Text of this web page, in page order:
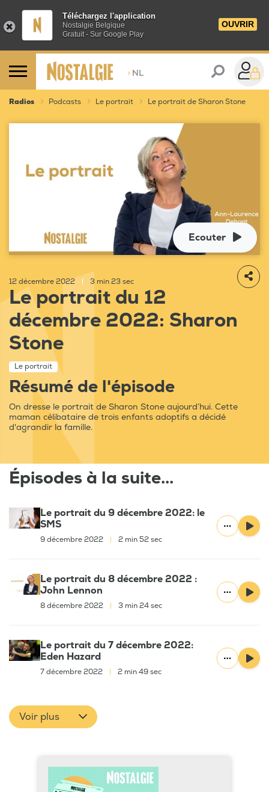
Téléchargez l'application
Nostalgie Belgique
Gratuit - Sur Google Play
OUVRIR
> NL
Radios Podcasts Le portrait Le portrait de Sharon Stone
Ecouter
12 décembre 2022 3 min 23 sec
Le portrait du 12
décembre 2022: Sharon
Stone
Le portrait
Résumé de l'épisode
On dresse le portrait de Sharon Stone aujourd’hui. Cette
maman célibataire de trois enfants adoptifs a décidé
d'agrandir la famille.
Épisodes à la suite...
Le portrait du 9 décembre 2022: le
SMS
9 décembre 2022 2 min 52 sec
Le portrait du 8 décembre 2022 :
John Lennon
8 décembre 2022 3 min 24 sec
Le portrait du 7 décembre 2022:
Eden Hazard
7 décembre 2022 2 min 49 sec
Voir plus